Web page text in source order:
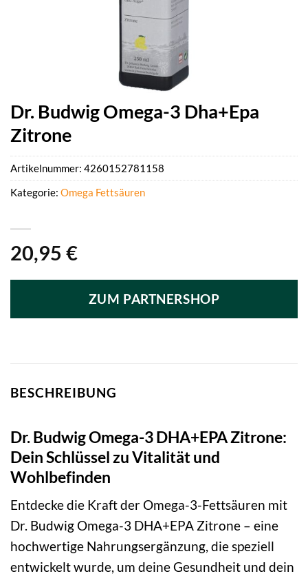
Dr. Budwig Omega-3 Dha+Epa
Zitrone
20,95 €
ZUM PARTNERSHOP
Artikelnummer: 4260152781158
Kategorie: Omega Fettsäuren
BESCHREIBUNG
Dr. Budwig Omega-3 DHA+EPA Zitrone:
Dein Schlüssel zu Vitalität und
Wohlbefinden
Entdecke die Kraft der Omega-3-Fettsäuren mit
Dr. Budwig Omega-3 DHA+EPA Zitrone – eine
hochwertige Nahrungsergänzung, die speziell
entwickelt wurde, um deine Gesundheit und dein